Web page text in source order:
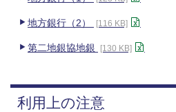
地方銀行（2） [116 KB]
第二地銀協地銀 [130 KB]
利用上の注意